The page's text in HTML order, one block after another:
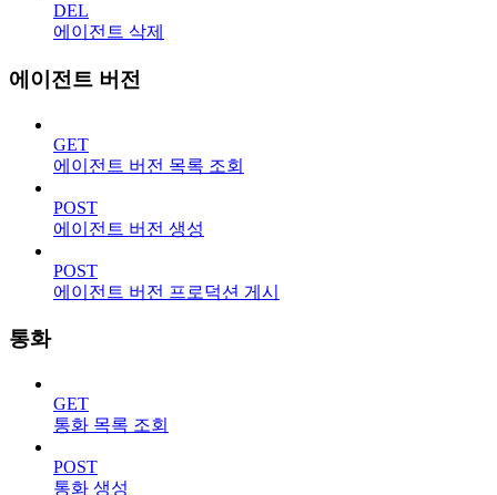
DEL
에이전트 삭제
에이전트 버전
GET
에이전트 버전 목록 조회
POST
에이전트 버전 생성
POST
에이전트 버전 프로덕션 게시
통화
GET
통화 목록 조회
POST
통화 생성